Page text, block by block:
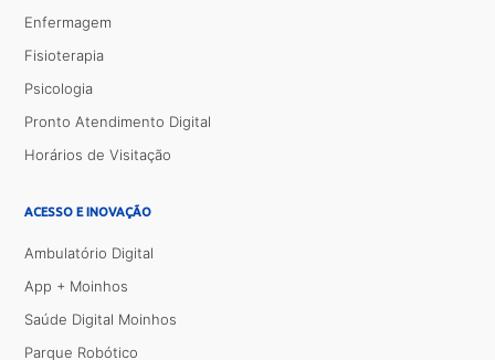
Enfermagem
Fisioterapia
Psicologia
Pronto Atendimento Digital
Horários de Visitação
ACESSO E INOVAÇÃO
Ambulatório Digital
App + Moinhos
Saúde Digital Moinhos
Parque Robótico